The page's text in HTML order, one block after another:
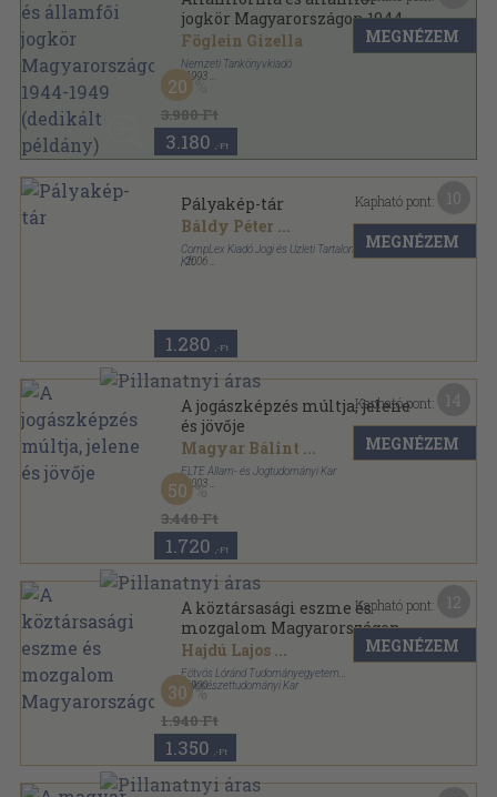
jogkör Magyarországon 1944-
1949 (dedikált példány)
Föglein Gizella
Nemzeti Tankönyvkiadó
1993
3.980 Ft
20
3.180 ,-Ft
MEGNÉZEM
Pályakép-tár
Báldy Péter ...
CompLex Kiadó Jogi és Üzleti Tartalomszolgáltató
Kft.
,2006
1.280 ,-Ft
Kapható pont:
MEGNÉZEM
A jogászképzés múltja, jelene
és jövője
Magyar Bálint ...
ELTE Állam- és Jogtudományi Kar
, 2003
Ragasztott papírkötés
Bibliotheca Iuridica sorozat
3.440 Ft
50
1.720 ,-Ft
Kapható pont:
MEGNÉZEM
A köztársasági eszme és
mozgalom Magyarországon
Hajdú Lajos ...
Eötvös Lóránd Tudományegyetem
Bölcsészettudományi Kar
, 1990
Ragasztott papírkötés
1.940 Ft
30
1.350 ,-Ft
Kapható pont:
MEGNÉZEM